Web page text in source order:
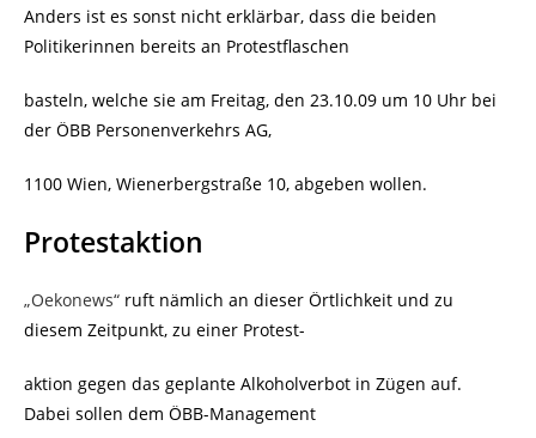
Anders ist es sonst nicht erklärbar, dass die beiden
Politikerinnen bereits an Protestflaschen
basteln, welche sie am Freitag, den 23.10.09 um 10 Uhr bei
der ÖBB Personenverkehrs AG,
1100 Wien, Wienerbergstraße 10, abgeben wollen.
Protestaktion
„Oekonews“ ruft nämlich an dieser Örtlichkeit und zu
diesem Zeitpunkt, zu einer Protest-
aktion gegen das geplante Alkoholverbot in Zügen auf.
Dabei sollen dem ÖBB-Management